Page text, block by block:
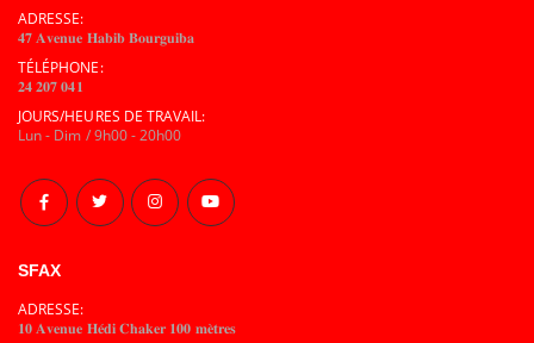
ADRESSE:
𝟒𝟕 𝐀𝐯𝐞𝐧𝐮𝐞 𝐇𝐚𝐛𝐢𝐛 𝐁𝐨𝐮𝐫𝐠𝐮𝐢𝐛𝐚
TÉLÉPHONE:
𝟐𝟒 𝟐𝟎𝟕 𝟎𝟒𝟏
JOURS/HEURES DE TRAVAIL:
Lun - Dim / 9h00 - 20h00
SFAX
ADRESSE:
𝟏𝟎 𝐀𝐯𝐞𝐧𝐮𝐞 𝐇𝐞́𝐝𝐢 𝐂𝐡𝐚𝐤𝐞𝐫 𝟏𝟎𝟎 𝐦𝐞̀𝐭𝐫𝐞𝐬